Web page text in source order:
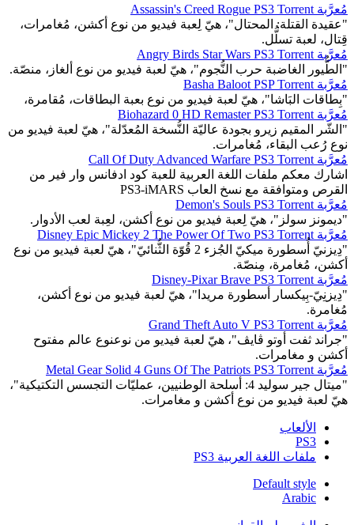
مُعرَّبة Assassin's Creed Rogue PS3 Torrent
"عقيدة القتلة: المحتال"، هيّ لِعبة فيديو من نوع أكشن، مُغامرات،
قِتال، لعبة تسلُّل.
مُعرَّبة Angry Birds Star Wars PS3 Torrent
"الطُّيور الغاضبة حرب النُّجوم"، هيّ لعبة فيديو من نوع ألغاز، منصّة.
مُعرَّبة Basha Baloot PSP Torrent
"بِطاقات البَاشا"، هيّ لعبة فيديو من نوع بعبة البطاقات، مُقامرة،
مُعرَّبة Biohazard 0 HD Remaster PS3 Torrent
"الشّر المقيم زيرو بجودة عاليّة النُّسخة المُعدّلة"، هيّ لعبة فيديو من
نوع رُعب البقاء، مُغامرات.
مُعرَّبة Call Of Duty Advanced Warfare PS3 Torrent
اشارك معكم ملفات اللغة العربية للعبة كود ادفانس وار فير من
القرص ومتوافقة مع نسخ العاب PS3-iMARS
مُعرَّبة Demon's Souls PS3 Torrent
"ديمونز سولز"، هيّ لِعبة فيديو من نوع أكشن، لعِبة لعب الأدوار.
مُعرَّبة Disney Epic Mickey 2 The Power Of Two PS3 Torrent
"دِيزنيّ أُسطورة ميكيّ الجُزء 2 قُوّة الثُّنائيّ"، هيّ لعبة فيديو من نوع
أكشن، مُغامرة، مِنصّة.
مُعرَّبة Disney-Pixar Brave PS3 Torrent
"دِيزنِيّ-بِيكسار أسطورة مريدا"، هيّ لعبة فيديو من نوع أكشن،
مُغامرة.
مُعرَّبة Grand Theft Auto V PS3 Torrent
"جراند ثفت أوتو ڤايڤ"، هيّ لعبة فيديو من نوعنوع عالم مفتوح
أكشن و مغامرات.
مُعرَّبة Metal Gear Solid 4 Guns Of The Patriots PS3 Torrent
"ميتال جير سوليد 4: أسلحة الوطنيين، عمليّات التجسس التكتيكية"،
هيّ لعبة فيديو من نوع أكشن و مغامرات.
الألعاب
PS3
ملفات اللغة العربية PS3
Default style
Arabic